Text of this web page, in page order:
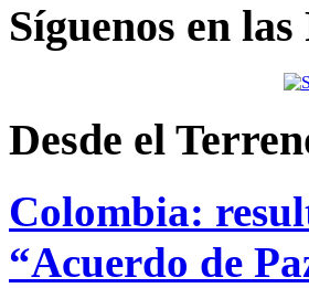
Síguenos en las
Desde el
Colombia:
“Acuerdo de